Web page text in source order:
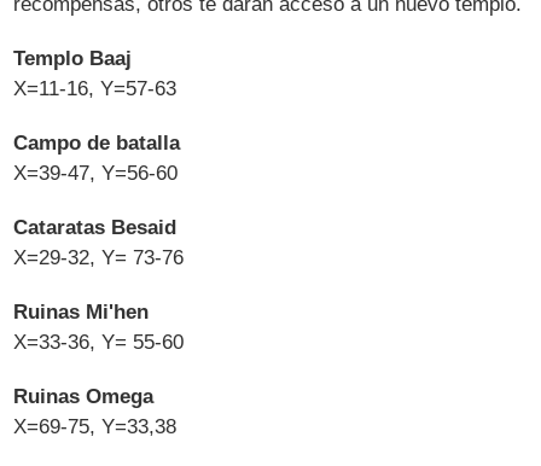
Templo Baaj
X=11-16, Y=57-63
Campo de batalla
X=39-47, Y=56-60
Cataratas Besaid
X=29-32, Y= 73-76
Ruinas Mi'hen
X=33-36, Y= 55-60
Ruinas Omega
X=69-75, Y=33,38